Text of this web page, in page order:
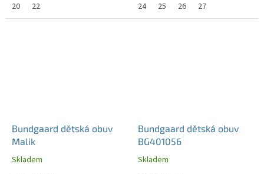
20 22 24 25 26 27
Bundgaard dětská obuv
Malik
Skladem
Bundgaard dětská obuv
BG401056
Skladem